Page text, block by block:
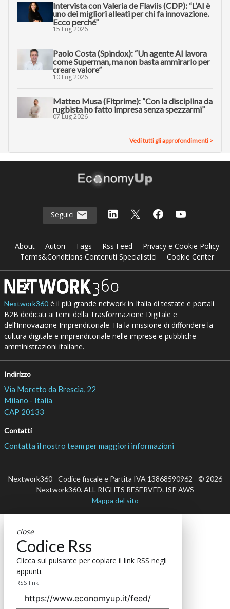
Intervista con Valeria de Flaviis (CDP): “L’AI è
uno dei migliori alleati per chi fa innovazione.
Ecco perché”
15 Lug 2026
Paolo Costa (Spindox): “Un agente AI lavora
come Superman, ma non basta ammirarlo per
creare valore”
10 Lug 2026
Matteo Musa (Fitprime): “Con la disciplina da
rugbista ho fatto impresa senza spezzarmi”
07 Lug 2026
Vedi tutti gli approfondimenti >
Seguici
About Autori Tags Rss Feed
Privacy e Cookie Policy
Terms&Conditions Contenuti Specialistici
Cookie Center
Nextwork360è il più grande network in Italia di testate e portali
B2B dedicati ai temi della Trasformazione Digitale e
dell’Innovazione Imprenditoriale. Ha la missione di diffondere la
cultura digitale e imprenditoriale nelle imprese e pubbliche
amministrazioni italiane.
Indirizzo
Via Moretto da Brescia, 22
Milano - Italia
CAP 20133
Contatti
Contatta il nostro team per maggiori informazioni
Nextwork360 - Codice fiscale e Partita IVA 13868590962 - © 2026
Nextwork360. ALL RIGHTS RESERVED. ISP AWS
Mappa del sito
close
Codice Rss
Clicca sul pulsante per copiare il link RSS negli
appunti.
RSS link